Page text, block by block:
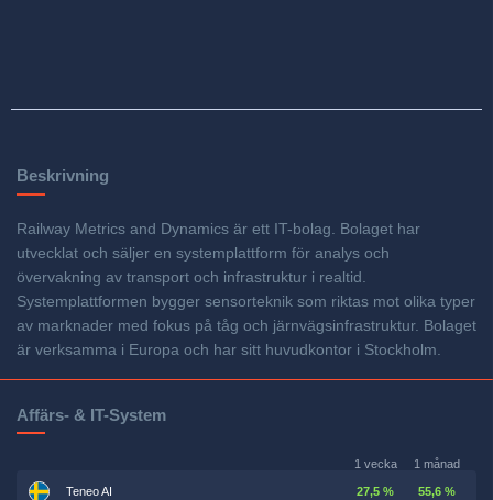
Beskrivning
Railway Metrics and Dynamics är ett IT-bolag. Bolaget har
utvecklat och säljer en systemplattform för analys och
övervakning av transport och infrastruktur i realtid.
Systemplattformen bygger sensorteknik som riktas mot olika typer
av marknader med fokus på tåg och järnvägsinfrastruktur. Bolaget
är verksamma i Europa och har sitt huvudkontor i Stockholm.
Affärs- & IT-System
1 vecka 1 månad
Teneo AI 27,5 % 55,6 %